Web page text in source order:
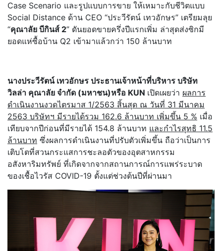
Case Scenario และรูปแบบการขาย ให้เหมาะกับชีวิตแบบ
Social Distance ด้าน CEO “ประวีรัตน์ เทวอักษร” เตรียมลุย
“คุณาลัย บีกินส์ 2” ดันยอดขายครึ่งปีแรกเพิ่ม ล่าสุดส่งซิกมี
ยอดแห่ซื้อบ้าน Q2 เข้ามาแล้วกว่า 150 ล้านบาท
นางประวีรัตน์ เทวอักษร ประธานเจ้าหน้าที่บริหาร บริษัท
วิลล่า คุณาลัย จำกัด (มหาชน)หรือ KUN เปิดเผยว่า ผลการ
ดำเนินงานงวดไตรมาส 1/2563 สิ้นสุด ณ วันที่ 31 มีนาคม
2563 บริษัทฯ มีรายได้รวม 162.6 ล้านบาท เพิ่มขึ้น 5 % เมื่อ
เทียบจากปีก่อนที่มีรายได้ 154.8 ล้านบาท และกำไรสุทธิ 11.5
ล้านบาท ซึ่งผลการดำเนินงานที่ปรับตัวเพิ่มขึ้น ถือว่าเป็นการ
เติบโตที่สวนกระแสการชะลอตัวของอุตสาหกรรม
อสังหาริมทรัพย์ ที่เกิดจากจากสถานการณ์การแพร่ระบาด
ของเชื้อไวรัส COVID-19 ตั้งแต่ช่วงต้นปีที่ผ่านมา